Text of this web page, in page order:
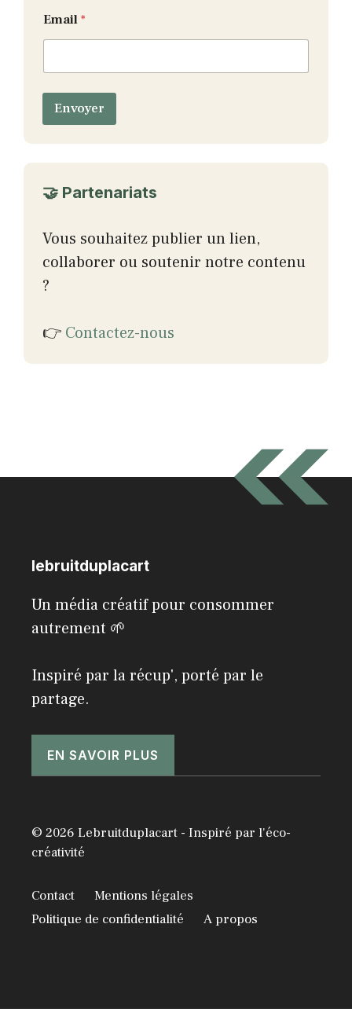
Email *
Envoyer
🤝 Partenariats
Vous souhaitez publier un lien,
collaborer ou soutenir notre contenu
?
👉 Contactez-nous
lebruitduplacart
Un média créatif pour consommer
autrement 🌱
Inspiré par la récup', porté par le
partage.
EN SAVOIR PLUS
© 2026 Lebruitduplacart - Inspiré par l'éco-
créativité
Contact
Mentions légales
Politique de confidentialité
A propos